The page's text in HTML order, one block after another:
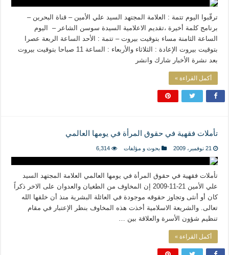
ترقّبوا اليوم تتمة : العلامة المجتهد السيد علي الأمين – قناة البحرين –
برنامج كلمة أخيرة ،تقديم الاعلامية السيدة سوسن الشاعر – اليوم
الساعة الثامنة مساء بتوقيت بيروت – تتمة : الأحد الساعة الربعة عصرا
بتوقيت بيروت الإعادة : الثلاثاء والأربعاء : الساعة 11 صباحا بتوقيت بيروت
بعد نشرة الأخبار شارك وانشر
أكمل القراءة »
تأملات فقهية في حقوق المرأة في يومها العالمي
21 نوفمبر، 2009 بحوث و مؤلفات 6,314
تأملات فقهية في حقوق المرأة في يومها العالمي العلامة المجتهد السيد
علي الأمين 21-11-2009 إن المخاوف من الطغيان والعدوان على الاخر ذكراً
كان أو أنثى وتجاوز حقوقه موجودة في العائلة البشرية منذ أن خلقها الله
تعالى. والشريعة الاسلامية أخذت هذه المخاوف بنظر الإعتبار في مقام
تنظيم شؤون الأسرة والعلاقة بين …
أكمل القراءة »